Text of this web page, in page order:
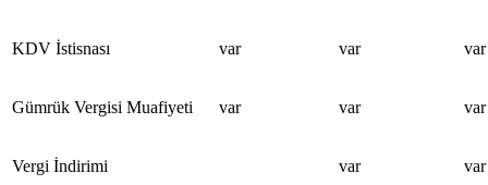
KDV İstisnası var var var
Gümrük Vergisi Muafiyeti var var var
Vergi İndirimi var var